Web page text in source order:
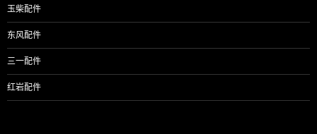
玉柴配件
东风配件
三一配件
红岩配件